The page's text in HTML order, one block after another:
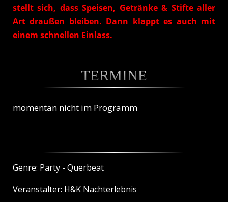
stellt sich, dass Speisen, Getränke & Stifte aller
Art draußen bleiben. Dann klappt es auch mit
einem schnellen Einlass.
TERMINE
momentan nicht im Programm
Genre: Party - Querbeat
Veranstalter: H&K Nachterlebnis